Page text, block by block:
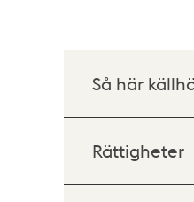
Så här
Rättigheter